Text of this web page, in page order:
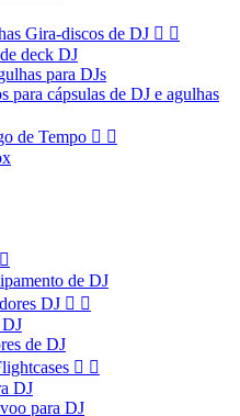
Gira-discos de DJ  
deck DJ
para DJs
para cápsulas de DJ e agulhas
de Tempo  

de DJ
DJ  
DJ
de DJ
 
DJ
para DJ